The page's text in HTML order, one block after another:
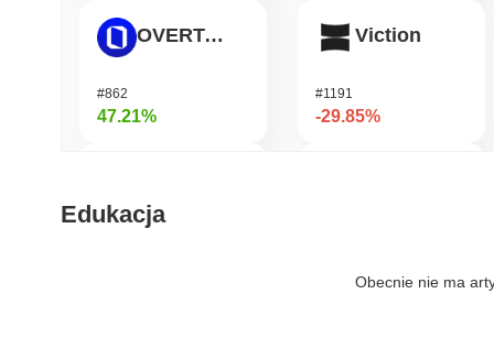
OVERTAKE
#862
47.21%
Viction
#1191
-29.85%
Edukacja
Obecnie nie ma